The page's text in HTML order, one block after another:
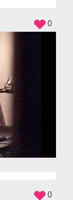
0
0